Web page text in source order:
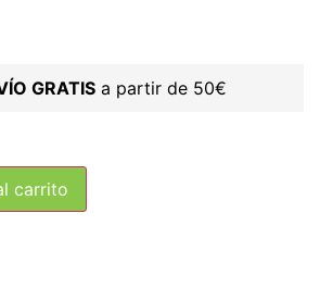
GRATISa partir de 50€
carrito